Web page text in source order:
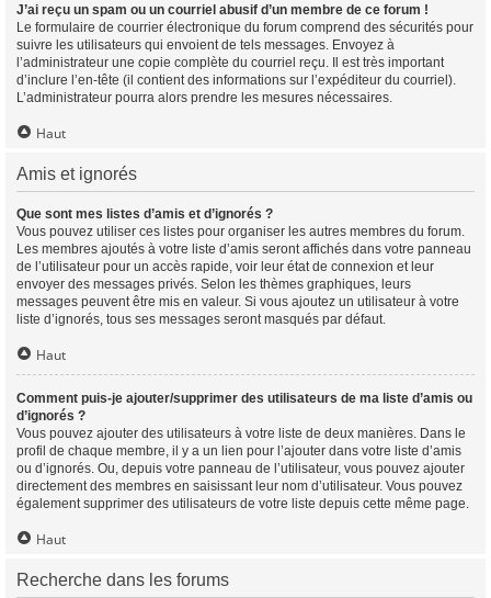
J’ai reçu un spam ou un courriel abusif d’un membre de ce forum !
Le formulaire de courrier électronique du forum comprend des sécurités pour
suivre les utilisateurs qui envoient de tels messages. Envoyez à
l’administrateur une copie complète du courriel reçu. Il est très important
d’inclure l’en-tête (il contient des informations sur l’expéditeur du courriel).
L’administrateur pourra alors prendre les mesures nécessaires.
Haut
Amis et ignorés
Que sont mes listes d’amis et d’ignorés ?
Vous pouvez utiliser ces listes pour organiser les autres membres du forum.
Les membres ajoutés à votre liste d’amis seront affichés dans votre panneau
de l’utilisateur pour un accès rapide, voir leur état de connexion et leur
envoyer des messages privés. Selon les thèmes graphiques, leurs
messages peuvent être mis en valeur. Si vous ajoutez un utilisateur à votre
liste d’ignorés, tous ses messages seront masqués par défaut.
Haut
Comment puis-je ajouter/supprimer des utilisateurs de ma liste d’amis ou
d’ignorés ?
Vous pouvez ajouter des utilisateurs à votre liste de deux manières. Dans le
profil de chaque membre, il y a un lien pour l’ajouter dans votre liste d’amis
ou d’ignorés. Ou, depuis votre panneau de l’utilisateur, vous pouvez ajouter
directement des membres en saisissant leur nom d’utilisateur. Vous pouvez
également supprimer des utilisateurs de votre liste depuis cette même page.
Haut
Recherche dans les forums